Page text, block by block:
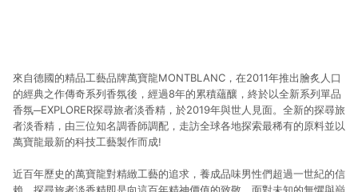
來自德國的精品工藝品牌萬寶龍MONTBLANC，在2011年推出膾炙人口
的經典之作傳奇系列香氛後，經過8年的累積蘊釀，終於以全新系列單品
香氛─EXPLORER探尋旅者淡香精，於2019年與世人見面。全新的探尋旅
者淡香精，由三位知名調香師調配，走訪全球各地探索最稀有的原料並以
萬寶龍最新的科技工藝製作而成!
近百年歷史的萬寶龍對精緻工藝的追求，養成品味男性們超過一世紀的信